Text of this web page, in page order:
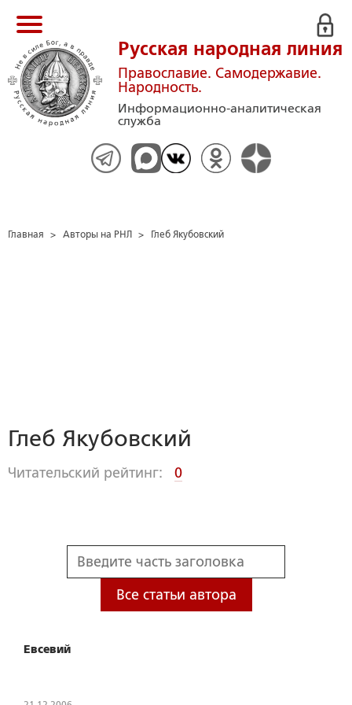
Русская народная линия
Православие. Самодержавие.
Народность.
Информационно-аналитическая
служба
Главная > Авторы на РНЛ > Глеб Якубовский
Глеб Якубовский
Читательский рейтинг: 0
Все статьи автора
Евсевий